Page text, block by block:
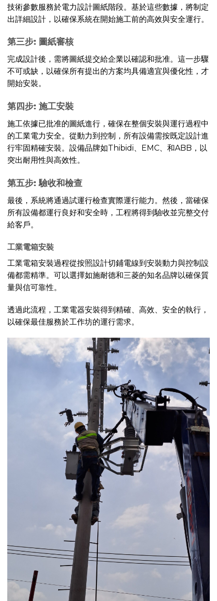
技術參數服務於電力設計圖紙階段。基於這些數據，將制定
出詳細設計，以確保系統在開始施工前的高效與安全運行。
第三步: 圖紙審核
完成設計後，需將圖紙提交給企業以確認和批准。這一步驟
不可或缺，以確保所有提出的方案均具備適宜與優化性，才
開始安裝。
第四步: 施工安裝
施工依據已批准的圖紙進行，確保在整個安裝與運行過程中
的工業電力安全。從動力到控制，所有設備需按既定設計進
行牢固精確安裝。設備品牌如Thibidi、EMC、和ABB，以
突出耐用性與高效性。
第五步: 驗收和檢查
最後，系統將通過試運行檢查實際運行能力。然後，當確保
所有設備都運行良好和安全時，工程將得到驗收並完整交付
給客戶。
工業電箱安裝
工業電箱安裝過程從按照設計切鋪電線到安裝動力與控制設
備都需精準。可以選擇如施耐德和三菱的知名品牌以確保質
量與信可靠性。
透過此流程，工業電器安裝得到精確、高效、安全的執行，
以確保最佳服務於工作坊的運行需求。